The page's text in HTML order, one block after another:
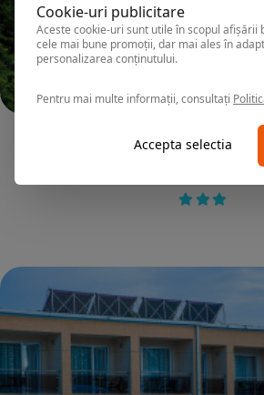
NEPTUN
Hotel 2D RESORT
Cookie-uri publicitare
Aceste cookie-uri sunt utile în scopul afișării
cele mai bune promoții, dar mai ales în
personalizarea conținutului.
Pentru mai multe informații, consultați
Accepta selectia